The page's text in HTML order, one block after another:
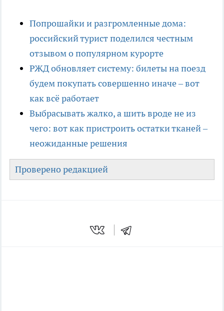
Попрошайки и разгромленные дома:
российский турист поделился честным
отзывом о популярном курорте
РЖД обновляет систему: билеты на поезд
будем покупать совершенно иначе – вот
как всё работает
Выбрасывать жалко, а шить вроде не из
чего: вот как пристроить остатки тканей –
неожиданные решения
Проверено редакцией